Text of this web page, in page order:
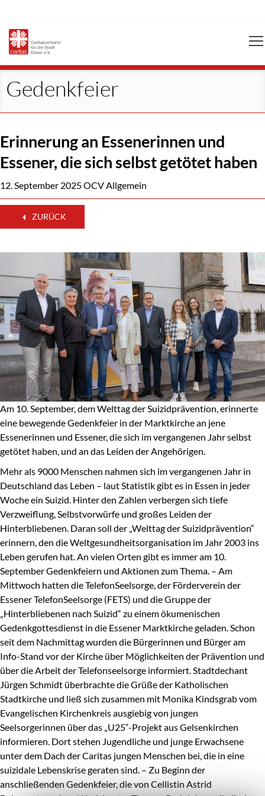
Gedenkfeier
Erinnerung an Essenerinnen und
Essener, die sich selbst getötet haben
12. September 2025OCV Allgemein
ZURÜCK
Am 10. September, dem Welttag der Suizidprävention, erinnerte
eine bewegende Gedenkfeier in der Marktkirche an jene
Essenerinnen und Essener, die sich im vergangenen Jahr selbst
getötet haben, und an das Leiden der Angehörigen.
Mehr als 9000 Menschen nahmen sich im vergangenen Jahr in
Deutschland das Leben – laut Statistik gibt es in Essen in jeder
Woche ein Suizid. Hinter den Zahlen verbergen sich tiefe
Verzweiflung, Selbstvorwürfe und großes Leiden der
Hinterbliebenen. Daran soll der „Welttag der Suizidprävention“
erinnern, den die Weltgesundheitsorganisation im Jahr 2003 ins
Leben gerufen hat. An vielen Orten gibt es immer am 10.
September Gedenkfeiern und Aktionen zum Thema. – Am
Mittwoch hatten die TelefonSeelsorge, der Förderverein der
Essener TelefonSeelsorge (FETS) und die Gruppe der
„Hinterbliebenen nach Suizid“ zu einem ökumenischen
Gedenkgottesdienst in die Essener Marktkirche geladen. Schon
seit dem Nachmittag wurden die Bürgerinnen und Bürger am
Info-Stand vor der Kirche über Möglichkeiten der Prävention und
über die Arbeit der Telefonseelsorge informiert. Stadtdechant
Jürgen Schmidt überbrachte die Grüße der Katholischen
Stadtkirche und ließ sich zusammen mit Monika Kindsgrab vom
Evangelischen Kirchenkreis ausgiebig von jungen
Seelsorgerinnen über das „U25“-Projekt aus Gelsenkirchen
informieren. Dort stehen Jugendliche und junge Erwachsene
unter dem Dach der Caritas jungen Menschen bei, die in eine
suizidale Lebenskrise geraten sind. – Zu Beginn der
anschließenden Gedenkfeier, die von Cellistin Astrid